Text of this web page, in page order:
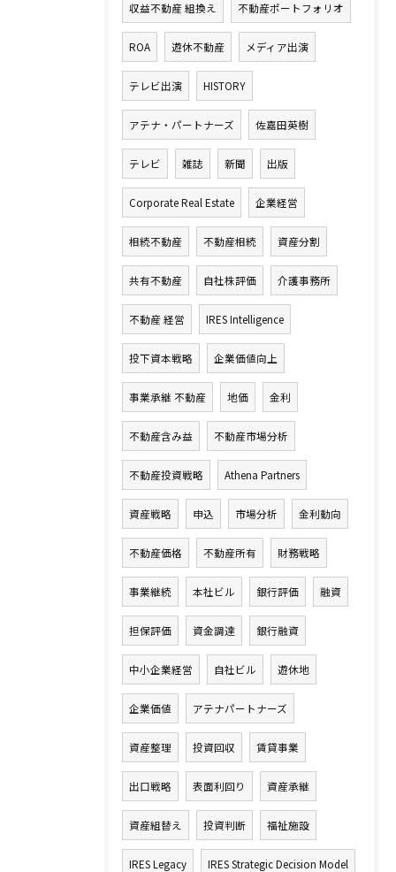
収益不動産 組換え 不動産ポートフォリオ
ROA 遊休不動産 メディア出演
テレビ出演 HISTORY
アテナ・パートナーズ 佐嘉田英樹
テレビ 雑誌 新聞 出版
Corporate Real Estate 企業経営
相続不動産 不動産相続 資産分割
共有不動産 自社株評価 介護事務所
不動産 経営 IRES Intelligence
投下資本戦略 企業価値向上
事業承継 不動産 地価 金利
不動産含み益 不動産市場分析
不動産投資戦略 Athena Partners
資産戦略 申込 市場分析 金利動向
不動産価格 不動産所有 財務戦略
事業継続 本社ビル 銀行評価 融資
担保評価 資金調達 銀行融資
中小企業経営 自社ビル 遊休地
企業価値 アテナパートナーズ
資産整理 投資回収 賃貸事業
出口戦略 表面利回り 資産承継
資産組替え 投資判断 福祉施設
IRES Legacy IRES Strategic Decision Model